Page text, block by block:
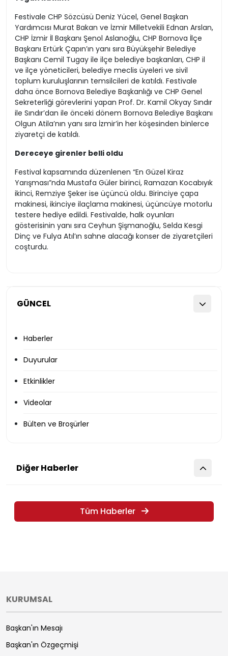
GÜNCEL
Haberler
Duyurular
Etkinlikler
Videolar
Bülten ve Broşürler
Festivale CHP Sözcüsü Deniz Yücel, Genel Başkan
Yardımcısı Murat Bakan ve İzmir Milletvekili Ednan Arslan,
CHP İzmir İl Başkanı Şenol Aslanoğlu, CHP Bornova İlçe
Başkanı Ertürk Çapın’ın yanı sıra Büyükşehir Belediye
Başkanı Cemil Tugay ile ilçe belediye başkanları, CHP il
ve ilçe yöneticileri, belediye meclis üyeleri ve sivil
toplum kuruluşlarının temsilcileri de katıldı. Festivale
daha önce Bornova Belediye Başkanlığı ve CHP Genel
Sekreterliği görevlerini yapan Prof. Dr. Kamil Okyay Sındır
ile Sındır’dan ile önceki dönem Bornova Belediye Başkanı
Olgun Atila’nın yanı sıra İzmir’in her köşesinden binlerce
ziyaretçi de katıldı.
Dereceye girenler belli oldu
Festival kapsamında düzenlenen “En Güzel Kiraz
Yarışması”nda Mustafa Güler birinci, Ramazan Kocabıyık
ikinci, Remziye Şeker ise üçüncü oldu. Birinciye çapa
makinesi, ikinciye ilaçlama makinesi, üçüncüye motorlu
testere hediye edildi. Festivalde, halk oyunları
gösterisinin yanı sıra Ceyhun Şişmanoğlu, Selda Kesgi
Dinç ve Fulya Atıl’ın sahne alacağı konser de ziyaretçileri
coşturdu.
Diğer Haberler
Tüm Haberler
KURUMSAL
Başkan'ın Mesajı
Başkan'ın Özgeçmişi